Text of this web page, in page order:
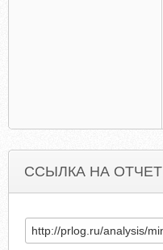
ССЫЛКА НА ОТЧЕТ